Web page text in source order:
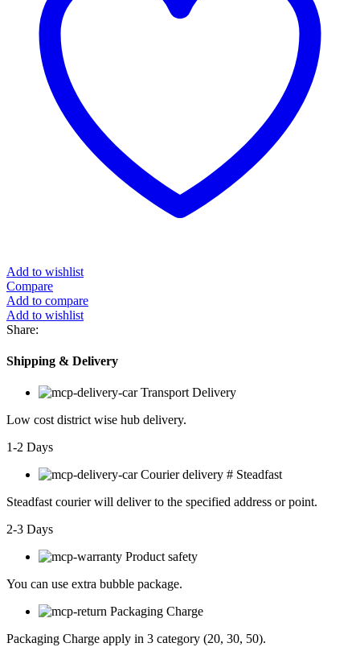
Add to wishlist
Compare
Add to compare
Add to wishlist
Share:
Shipping & Delivery
Transport Delivery
Low cost district wise hub delivery.
1-2 Days
Courier delivery # Steadfast
Steadfast courier will deliver to the specified address or point.
2-3 Days
Product safety
You can use extra bubble package.
Packaging Charge
Packaging Charge apply in 3 category (20, 30, 50).